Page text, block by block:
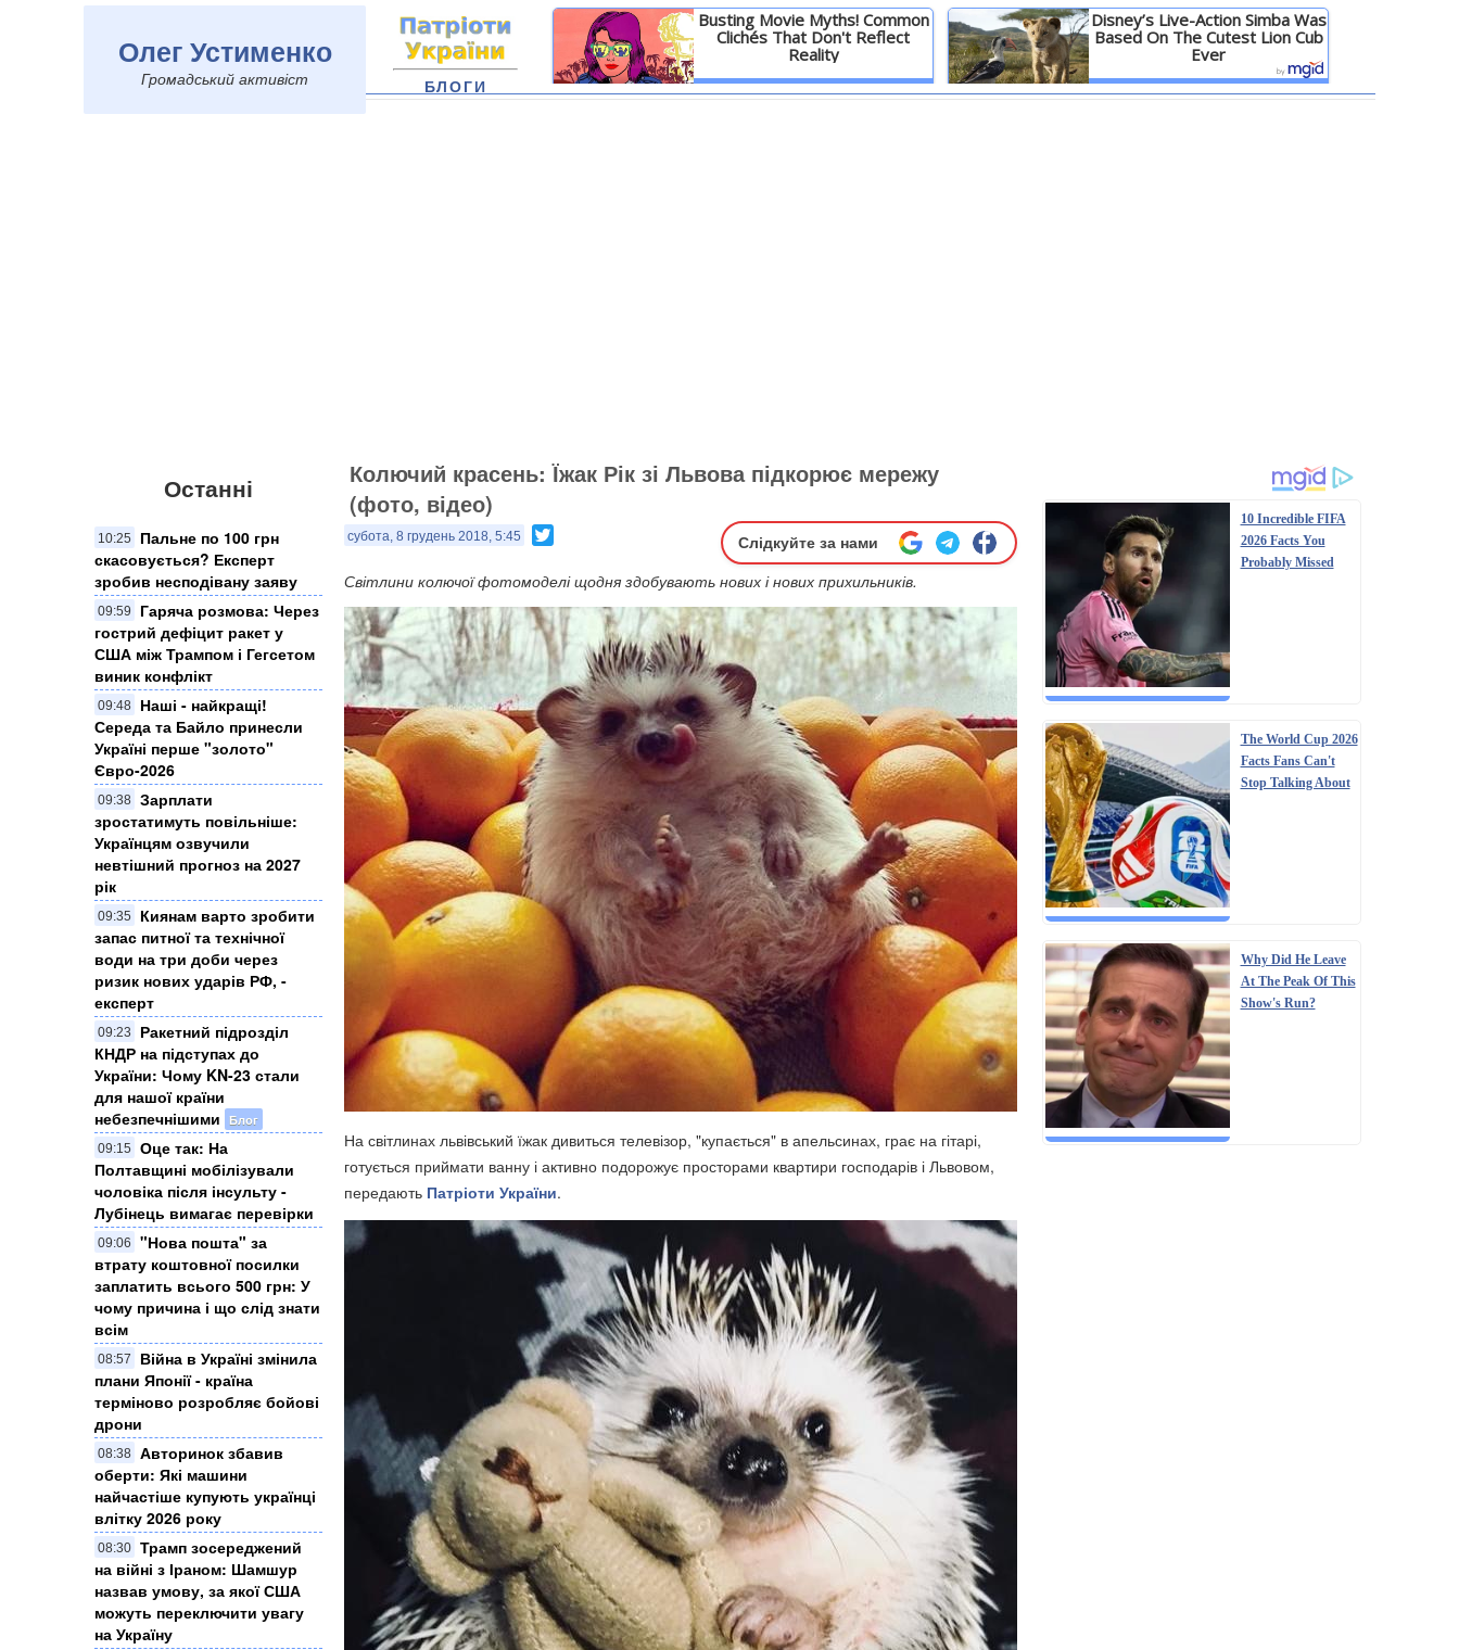
Олег Устименко
Громадський активіст
Busting Movie Myths! Common
Clichés That Don't Reflect
Reality
Детальніше
Disney’s Live-Action Simba Was
Based On The Cutest Lion Cub
Ever
Детальніше
БЛОГИ
Останні
10:25
Пальне по 100 грн
скасовується? Експерт
зробив несподівану заяву
09:59
Гаряча розмова: Через
гострий дефіцит ракет у
США між Трампом і Гегсетом
виник конфлікт
09:48
Наші - найкращі!
Середа та Байло принесли
Україні перше "золото"
Євро-2026
09:38 Зарплати
зростатимуть повільніше:
Українцям озвучили
невтішний прогноз на 2027
рік
09:35
Киянам варто зробити
запас питної та технічної
води на три доби через
ризик нових ударів РФ, -
експерт
09:23
Ракетний підрозділ
КНДР на підступах до
України: Чому KN-23 стали
для нашої країни
небезпечнішими
Блог
09:15
Оце так: На
Полтавщині мобілізували
чоловіка після інсульту -
Лубінець вимагає перевірки
09:06
"Нова пошта" за
втрату коштовної посилки
заплатить всього 500 грн: У
чому причина і що слід знати
всім
08:57
Війна в Україні змінила
плани Японії - країна
терміново розробляє бойові
дрони
08:38 Авторинок збавив
оберти: Які машини
найчастіше купують українці
влітку 2026 року
08:30 Трамп зосереджений
на війні з Іраном: Шамшур
назвав умову, за якої США
можуть переключити увагу
на Україну
Колючий красень: Їжак Рік зі Львова підкорює мережу
(фото, відео)
субота, 8 грудень 2018, 5:45 Слідкуйте за нами
Світлини колючої фотомоделі щодня здобувають нових і нових прихильників.
На світлинах львівський їжак дивиться телевізор, "купається" в апельсинах, грає на гітарі,
готується приймати ванну і активно подорожує просторами квартири господарів і Львовом,
передають Патріоти України.
10 Incredible FIFA
2026 Facts You
Probably Missed
The World Cup 2026
Facts Fans Can't
Stop Talking About
Why Did He Leave
At The Peak Of This
Show's Run?